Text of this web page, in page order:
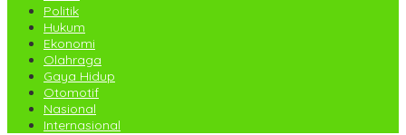
Politik
Hukum
Ekonomi
Olahraga
Gaya Hidup
Otomotif
Nasional
Internasional